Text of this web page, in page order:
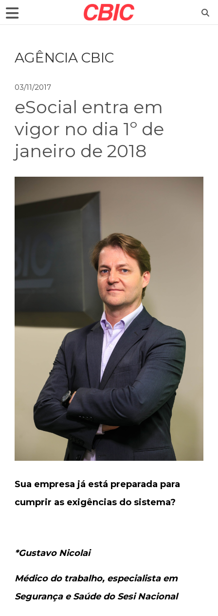
AGÊNCIA CBIC
03/11/2017
eSocial entra em
vigor no dia 1º de
janeiro de 2018
Sua empresa já está preparada para
cumprir as exigências do sistema?
*Gustavo Nicolai
Médico do trabalho, especialista em
Segurança e Saúde do Sesi Nacional